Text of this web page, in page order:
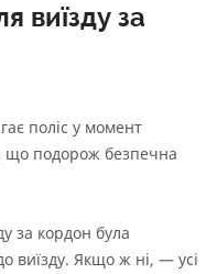
виїзду за
поліс у момент
що подорож безпечна
за кордон була
виїзду. Якщо ж ні, — усі